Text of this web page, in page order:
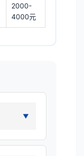
2000-
4000元